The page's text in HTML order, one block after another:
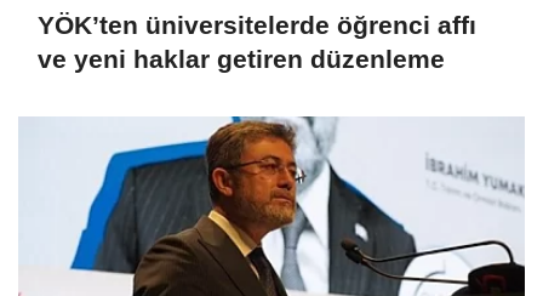
YÖK’ten üniversitelerde öğrenci affı
ve yeni haklar getiren düzenleme